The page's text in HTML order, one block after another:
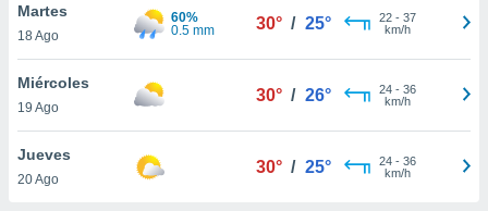
Martes
18 Ago
60%
0.5 mm
30° / 25° 22- 37
km/h
Miércoles
19 Ago
30° / 26° 24- 36
km/h
Jueves
20 Ago
30° / 25° 24- 36
km/h